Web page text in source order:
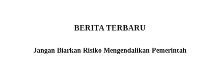
BERITA TERBARU
Jangan Biarkan Risiko Mengendalikan Pemerintah